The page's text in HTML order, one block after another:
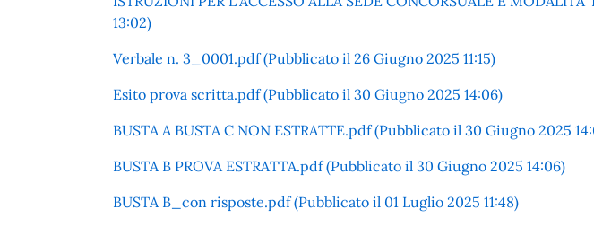
13:02)
Verbale n. 3_0001.pdf (Pubblicato il 26 Giugno 2025 11:15)
Esito prova scritta.pdf (Pubblicato il 30 Giugno 2025 14:06)
BUSTA A BUSTA C NON ESTRATTE.pdf (Pubblicato il 30 Giugno 2025
BUSTA B PROVA ESTRATTA.pdf (Pubblicato il 30 Giugno 2025 14:06)
BUSTA B_con risposte.pdf (Pubblicato il 01 Luglio 2025 11:48)